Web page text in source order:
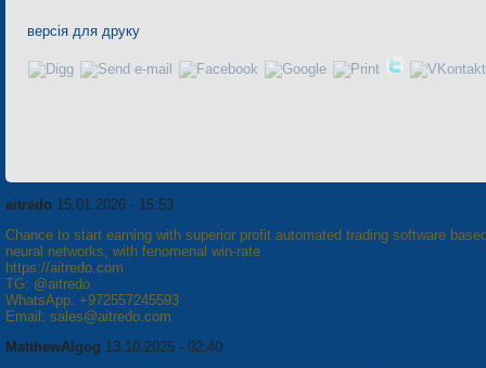
версія для друку
aitredo 15.01.2026 - 15:53
Chance to start earning with superior profit automated trading software
neural networks, with fenomenal win-rate
https://aitredo.com
TG: @aitredo
WhatsApp: +972557245593
Email: sales@aitredo.com
MatthewAlgog 13.10.2025 - 02:40